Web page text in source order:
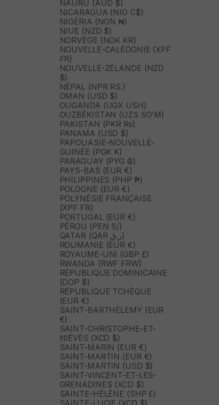
NAURU (AUD $)
NICARAGUA (NIO C$)
NIGÉRIA (NGN ₦)
NIUE (NZD $)
NORVÈGE (NOK KR)
NOUVELLE-CALÉDONIE (XPF
FR)
NOUVELLE-ZÉLANDE (NZD
$)
NÉPAL (NPR RS.)
OMAN (USD $)
OUGANDA (UGX USH)
OUZBÉKISTAN (UZS SO'M)
PAKISTAN (PKR ₨)
PANAMA (USD $)
PAPOUASIE-NOUVELLE-
GUINÉE (PGK K)
PARAGUAY (PYG ₲)
PAYS-BAS (EUR €)
PHILIPPINES (PHP ₱)
POLOGNE (EUR €)
POLYNÉSIE FRANÇAISE
(XPF FR)
PORTUGAL (EUR €)
PÉROU (PEN S/)
QATAR (QAR ر.ق)
ROUMANIE (EUR €)
ROYAUME-UNI (GBP £)
RWANDA (RWF FRW)
RÉPUBLIQUE DOMINICAINE
(DOP $)
RÉPUBLIQUE TCHÈQUE
(EUR €)
SAINT-BARTHÉLEMY (EUR
€)
SAINT-CHRISTOPHE-ET-
NIÉVÈS (XCD $)
SAINT-MARIN (EUR €)
SAINT-MARTIN (EUR €)
SAINT-MARTIN (USD $)
SAINT-VINCENT-ET-LES-
GRENADINES (XCD $)
SAINTE-HÉLÈNE (SHP £)